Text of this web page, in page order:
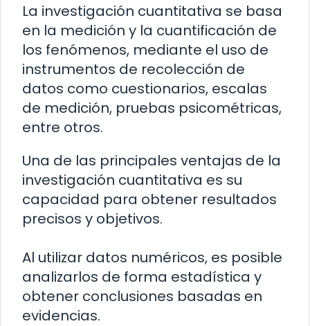
La investigación cuantitativa se basa
en la medición y la cuantificación de
los fenómenos, mediante el uso de
instrumentos de recolección de
datos como cuestionarios, escalas
de medición, pruebas psicométricas,
entre otros.
Una de las principales ventajas de la
investigación cuantitativa es su
capacidad para obtener resultados
precisos y objetivos.
Al utilizar datos numéricos, es posible
analizarlos de forma estadística y
obtener conclusiones basadas en
evidencias.